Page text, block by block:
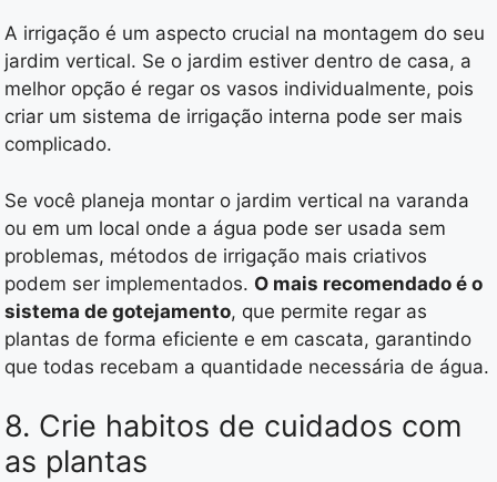
A irrigação é um aspecto crucial na montagem do seu
jardim vertical. Se o jardim estiver dentro de casa, a
melhor opção é regar os vasos individualmente, pois
criar um sistema de irrigação interna pode ser mais
complicado.
Se você planeja montar o jardim vertical na varanda
ou em um local onde a água pode ser usada sem
problemas, métodos de irrigação mais criativos
podem ser implementados. O mais recomendado é o
sistema de gotejamento, que permite regar as
plantas de forma eficiente e em cascata, garantindo
que todas recebam a quantidade necessária de água.
8. Crie habitos de cuidados com
as plantas